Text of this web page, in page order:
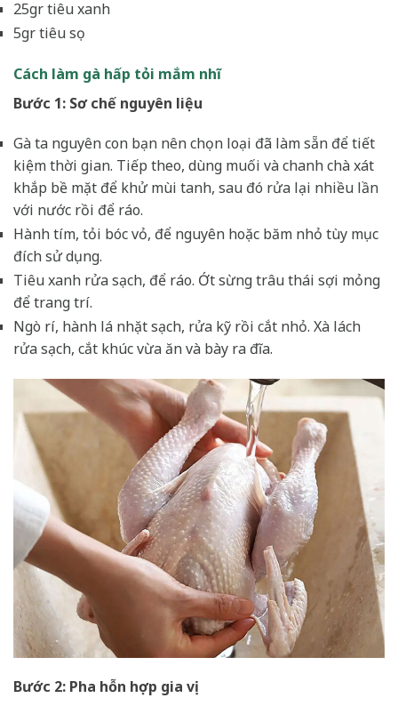
25gr tiêu xanh
5gr tiêu sọ
Cách làm gà hấp tỏi mắm nhĩ
Bước 1: Sơ chế nguyên liệu
Gà ta nguyên con bạn nên chọn loại đã làm sẵn để tiết
kiệm thời gian. Tiếp theo, dùng muối và chanh chà xát
khắp bề mặt để khử mùi tanh, sau đó rửa lại nhiều lần
với nước rồi để ráo.
Hành tím, tỏi bóc vỏ, để nguyên hoặc băm nhỏ tùy mục
đích sử dụng.
Tiêu xanh rửa sạch, để ráo. Ớt sừng trâu thái sợi mỏng
để trang trí.
Ngò rí, hành lá nhặt sạch, rửa kỹ rồi cắt nhỏ. Xà lách
rửa sạch, cắt khúc vừa ăn và bày ra đĩa.
Bước 2: Pha hỗn hợp gia vị